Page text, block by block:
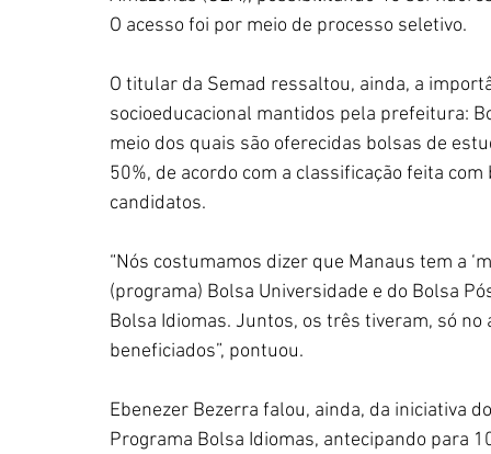
O acesso foi por meio de processo seletivo.
O titular da Semad ressaltou, ainda, a
socioeducacional mantidos pela prefeitura:
meio dos quais são oferecidas bolsas de
50%, de acordo com a classificação feita
candidatos.
“Nós costumamos dizer que Manaus tem a
(programa) Bolsa Universidade e do Bolsa
Bolsa Idiomas. Juntos, os três tiveram, só
beneficiados”, pontuou.
Ebenezer Bezerra falou, ainda, da iniciativa
Programa Bolsa Idiomas, antecipando para